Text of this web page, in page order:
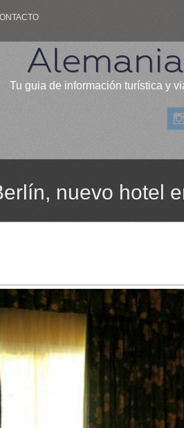
Tu guia de información turística y
nuevo hotel